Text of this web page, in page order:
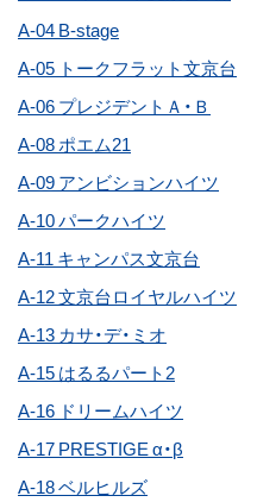
A-04 B-stage
A-05 トークフラット文京台
A-06 プレジデントＡ・Ｂ
A-08 ポエム21
A-09 アンビションハイツ
A-10 パークハイツ
A-11 キャンパス文京台
A-12 文京台ロイヤルハイツ
A-13 カサ・デ・ミオ
A-15 はるるパート2
A-16 ドリームハイツ
A-17 PRESTIGE α・β
A-18 ベルヒルズ